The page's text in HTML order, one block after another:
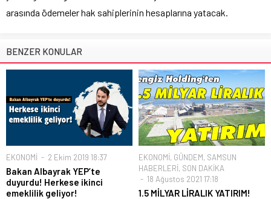
arasında ödemeler hak sahiplerinin hesaplarına yatacak.
BENZER KONULAR
EKONOMİ 2 Ekim 2019 18:37
Bakan Albayrak YEP’te
duyurdu! Herkese ikinci
emeklilik geliyor!
EKONOMİ, GÜNDEM, SAMSUN
HABERLERİ, SON DAKİKA
18 Ağustos 2021 17:18
1.5 MİLYAR LİRALIK YATIRIM!